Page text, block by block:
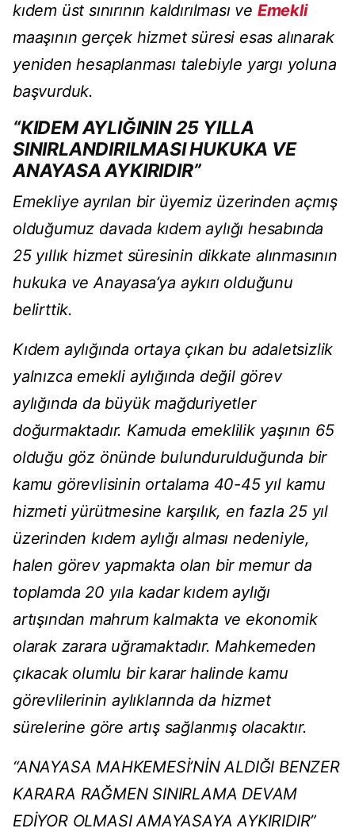
kıdem üst sınırının kaldırılması ve Emekli
maaşının gerçek hizmet süresi esas alınarak
yeniden hesaplanması talebiyle yargı yoluna
başvurduk.
“KIDEM AYLIĞININ 25 YILLA
SINIRLANDIRILMASI HUKUKA VE
ANAYASA AYKIRIDIR”
Emekliye ayrılan bir üyemiz üzerinden açmış
olduğumuz davada kıdem aylığı hesabında
25 yıllık hizmet süresinin dikkate alınmasının
hukuka ve Anayasa’ya aykırı olduğunu
belirttik.
Kıdem aylığında ortaya çıkan bu adaletsizlik
yalnızca emekli aylığında değil görev
aylığında da büyük mağduriyetler
doğurmaktadır. Kamuda emeklilik yaşının 65
olduğu göz önünde bulundurulduğunda bir
kamu görevlisinin ortalama 40-45 yıl kamu
hizmeti yürütmesine karşılık, en fazla 25 yıl
üzerinden kıdem aylığı alması nedeniyle,
halen görev yapmakta olan bir memur da
toplamda 20 yıla kadar kıdem aylığı
artışından mahrum kalmakta ve ekonomik
olarak zarara uğramaktadır. Mahkemeden
çıkacak olumlu bir karar halinde kamu
görevlilerinin aylıklarında da hizmet
sürelerine göre artış sağlanmış olacaktır.
“ANAYASA MAHKEMESİ’NİN ALDIĞI BENZER
KARARA RAĞMEN SINIRLAMA DEVAM
EDİYOR OLMASI AMAYASAYA AYKIRIDIR”